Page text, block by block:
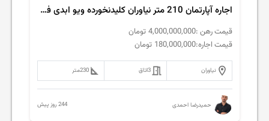
اجاره آپارتمان 210 متر نیاوران کلیدنخورده ویو ابدی فول مشاعات
قیمت رهن :4,000,000,000 تومان
قیمت اجاره:180,000,000 تومان
نیاوران 3اتاق 230متر
حمیدرضا احمدی 244 روز پیش